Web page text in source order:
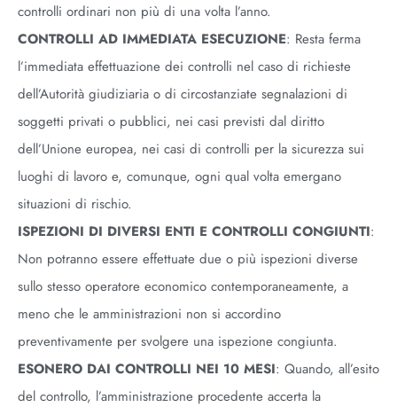
controlli ordinari non più di una volta l’anno.
CONTROLLI AD IMMEDIATA ESECUZIONE: Resta ferma
l’immediata effettuazione dei controlli nel caso di richieste
dell’Autorità giudiziaria o di circostanziate segnalazioni di
soggetti privati o pubblici, nei casi previsti dal diritto
dell’Unione europea, nei casi di controlli per la sicurezza sui
luoghi di lavoro e, comunque, ogni qual volta emergano
situazioni di rischio.
ISPEZIONI DI DIVERSI ENTI E CONTROLLI CONGIUNTI:
Non potranno essere effettuate due o più ispezioni diverse
sullo stesso operatore economico contemporaneamente, a
meno che le amministrazioni non si accordino
preventivamente per svolgere una ispezione congiunta.
ESONERO DAI CONTROLLI NEI 10 MESI: Quando, all’esito
del controllo, l’amministrazione procedente accerta la